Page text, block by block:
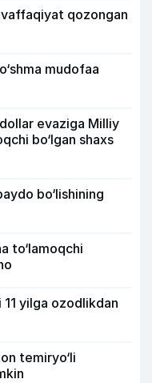
qozongan
mudofaa
evaziga Milliy
bo‘lgan shaxs
bo‘lishining
to‘lamoqchi
yilga ozodlikdan
temiryo‘li